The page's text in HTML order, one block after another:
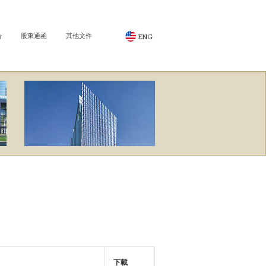
ENG
股東通函 其他文件
下載